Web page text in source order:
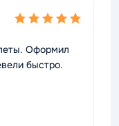
Оформил
быстро.